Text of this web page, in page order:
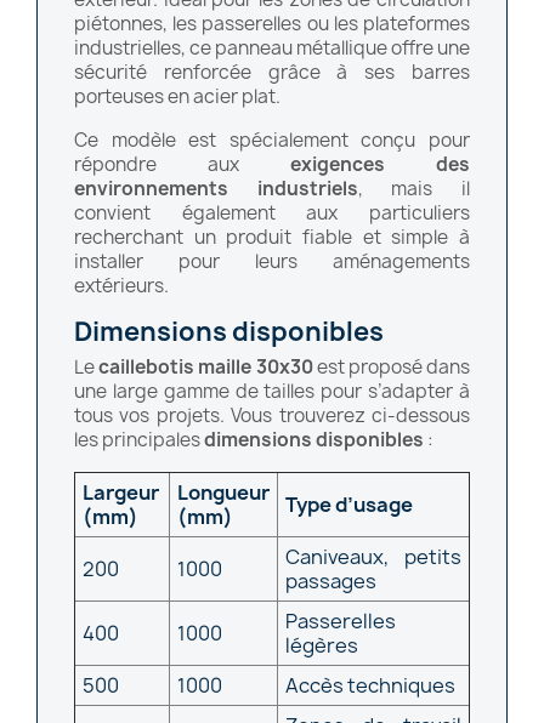
piétonnes, les passerelles ou les plateformes
industrielles, ce panneau métallique offre une
sécurité renforcée grâce à ses barres
porteuses en acier plat.
Ce modèle est spécialement conçu pour
répondre aux exigences des
environnements industriels, mais il
convient également aux particuliers
recherchant un produit fiable et simple à
installer pour leurs aménagements
extérieurs.
Dimensions disponibles
Lecaillebotis maille 30x30est proposé dans
une large gamme de tailles pour s’adapter à
tous vos projets. Vous trouverez ci-dessous
les principalesdimensions disponibles :
Largeur
(mm)
Longueur
(mm)
Type d’usage
200 1000
Caniveaux, petits
passages
400
1000
Passerelles
légères
500
1000
Accès techniques